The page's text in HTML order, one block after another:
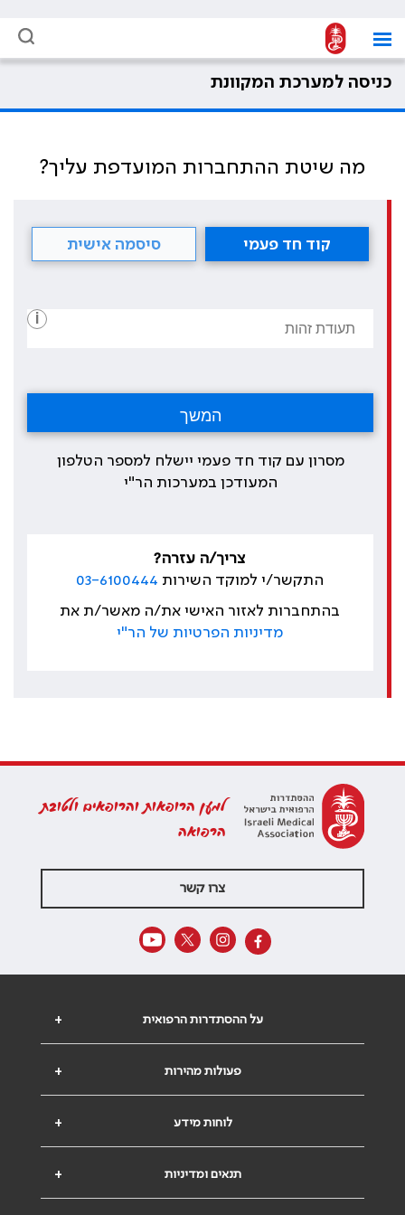
כניסה למערכת המקוונת
מה שיטת ההתחברות המועדפת עליך?
קוד חד פעמי סיסמה אישית
i
מסרון עם קוד חד פעמי יישלח למספר הטלפון
המעודכן במערכות הר"י
צריך/ה עזרה?
התקשר/י למוקד השירות 03-6100444
בהתחברות לאזור האישי את/ה מאשר/ת את
מדיניות הפרטיות של הר"י
למען הרופאות והרופאים ולטובת
הרפואה
צרו קשר
+ על ההסתדרות הרפואית
+ פעולות מהירות
+ לוחות מידע
+ תנאים ומדיניות